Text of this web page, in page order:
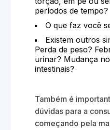
períodos de tempo?
O que faz você
Existem outros
Perda de peso?
urinar? Mudança
intestinais?
Também é
dúvidas para a
começando pela